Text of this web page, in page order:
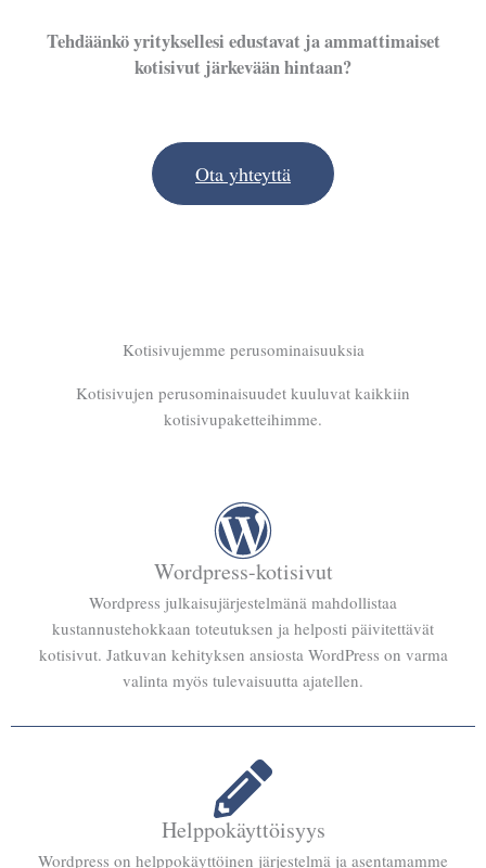
Tehdäänkö yrityksellesi edustavat ja ammattimaiset
kotisivut järkevään hintaan?
Ota yhteyttä
Kotisivujemme perusominaisuuksia
Kotisivujen perusominaisuudet kuuluvat kaikkiin
kotisivupaketteihimme.
Wordpress-kotisivut
Wordpress julkaisujärjestelmänä mahdollistaa
kustannustehokkaan toteutuksen ja helposti päivitettävät
kotisivut. Jatkuvan kehityksen ansiosta WordPress on varma
valinta myös tulevaisuutta ajatellen.
Helppokäyttöisyys
Wordpress on helppokäyttöinen järjestelmä ja asentamamme